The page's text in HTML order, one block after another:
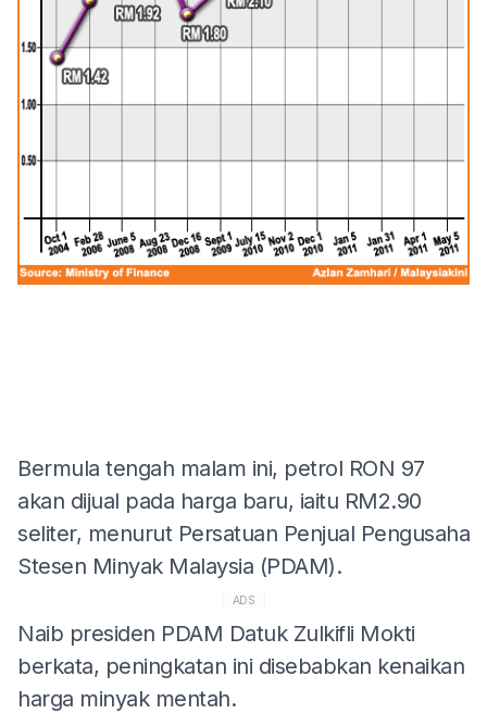
Bermula tengah malam ini, petrol RON 97
akan dijual pada harga baru, iaitu RM2.90
seliter, menurut Persatuan Penjual Pengusaha
Stesen Minyak Malaysia (PDAM).
ADS
Naib presiden PDAM Datuk Zulkifli Mokti
berkata, peningkatan ini disebabkan kenaikan
harga minyak mentah.